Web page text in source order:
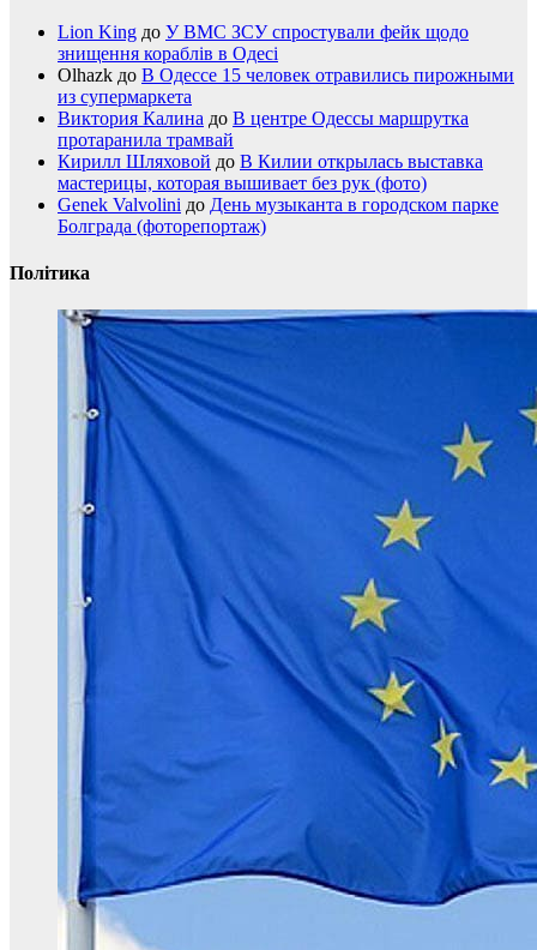
Lion King до У ВМС ЗСУ спростували фейк щодо
знищення кораблів в Одесі
Olhazk до В Одессе 15 человек отравились пирожными
из супермаркета
Виктория Калина до В центре Одессы маршрутка
протаранила трамвай
Кирилл Шляховой до В Килии открылась выставка
мастерицы, которая вышивает без рук (фото)
Genek Valvolini до День музыканта в городском парке
Болграда (фоторепортаж)
Політика